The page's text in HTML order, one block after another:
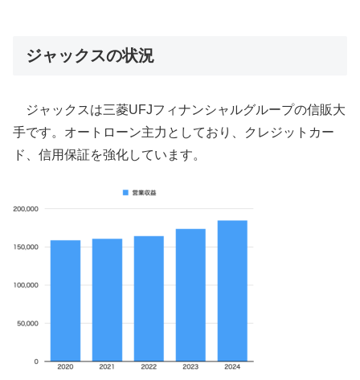
ジャックスの状況
ジャックスは三菱UFJフィナンシャルグループの信販大
手です。オートローン主力としており、クレジットカー
ド、信用保証を強化しています。